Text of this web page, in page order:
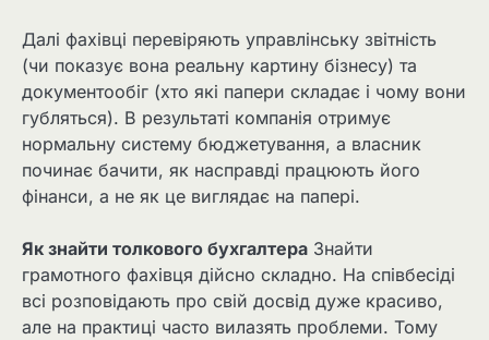
Далі фахівці перевіряють управлінську звітність
(чи показує вона реальну картину бізнесу) та
документообіг (хто які папери складає і чому вони
губляться). В результаті компанія отримує
нормальну систему бюджетування, а власник
починає бачити, як насправді працюють його
фінанси, а не як це виглядає на папері.
Як знайти толкового бухгалтера Знайти
грамотного фахівця дійсно складно. На співбесіді
всі розповідають про свій досвід дуже красиво,
але на практиці часто вилазять проблеми. Тому